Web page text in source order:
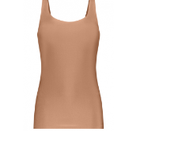
product
meerdere
variaties.